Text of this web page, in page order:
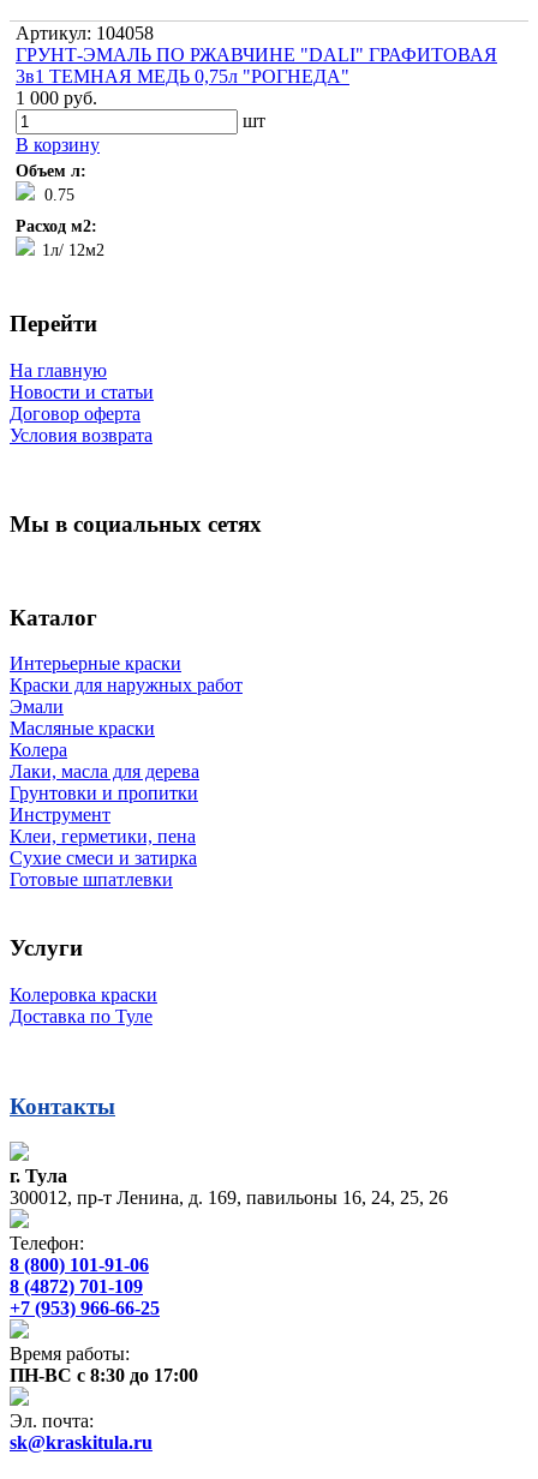
Артикул: 104058
ГРУНТ-ЭМАЛЬ ПО РЖАВЧИНЕ "DALI" ГРАФИТОВАЯ
3в1 ТЕМНАЯ МЕДЬ 0,75л "РОГНЕДА"
1 000 руб.
шт
В корзину
Объем л:
0.75
Расход м2:
1л/ 12м2
Перейти
На главную
Новости и статьи
Договор оферта
Условия возврата
Мы в социальных сетях
Каталог
Интерьерные краски
Краски для наружных работ
Эмали
Масляные краски
Колера
Лаки, масла для дерева
Грунтовки и пропитки
Инструмент
Клеи, герметики, пена
Сухие смеси и затирка
Готовые шпатлевки
Услуги
Колеровка краски
Доставка по Туле
Контакты
г. Тула
300012, пр-т Ленина, д. 169, павильоны 16, 24, 25, 26
Телефон:
8 (800) 101-91-06
8 (4872) 701-109
+7 (953) 966-66-25
Время работы:
ПН-ВС с 8:30 до 17:00
Эл. почта:
sk@kraskitula.ru